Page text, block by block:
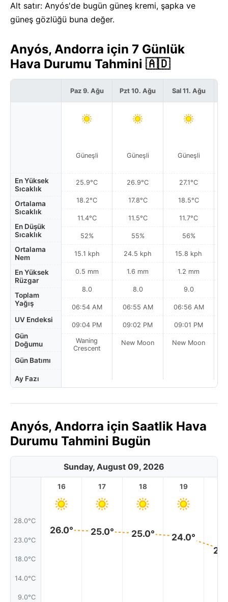
Alt satır: Anyós'de bugün güneş kremi, şapka ve
güneş gözlüğü buna değer.
Anyós, Andorra için 7 Günlük
Hava Durumu Tahmini 🇦🇩
En Yüksek
Sıcaklık
Ortalama
Sıcaklık
En Düşük
Sıcaklık
Ortalama
Nem
En Yüksek
Rüzgar
Toplam
Yağış
UV Endeksi
Gün
Doğumu
Gün Batımı
Ay Fazı
Paz 9. Ağu
Güneşli
25.9°C
18.2°C
11.4°C
52%
15.1 kph
0.5 mm
8.0
06:54 AM
09:04 PM
Waning
Crescent
Pzt 10. Ağu
Güneşli
26.9°C
17.8°C
11.5°C
55%
24.5 kph
1.6 mm
8.0
06:55 AM
09:02 PM
New Moon
Sal 11. Ağu
Güneşli
27.1°C
18.5°C
11.7°C
56%
15.8 kph
1.2 mm
9.0
06:56 AM
09:01 PM
New Moon
Anyós, Andorra için Saatlik Hava
Durumu Tahmini Bugün
Sunday, August 09, 2026
28.0°C
23.0°C
18.0°C
14.0°C
9.0°C
16
26.0°
17
25.0°
18
25.0°
19
24.0°